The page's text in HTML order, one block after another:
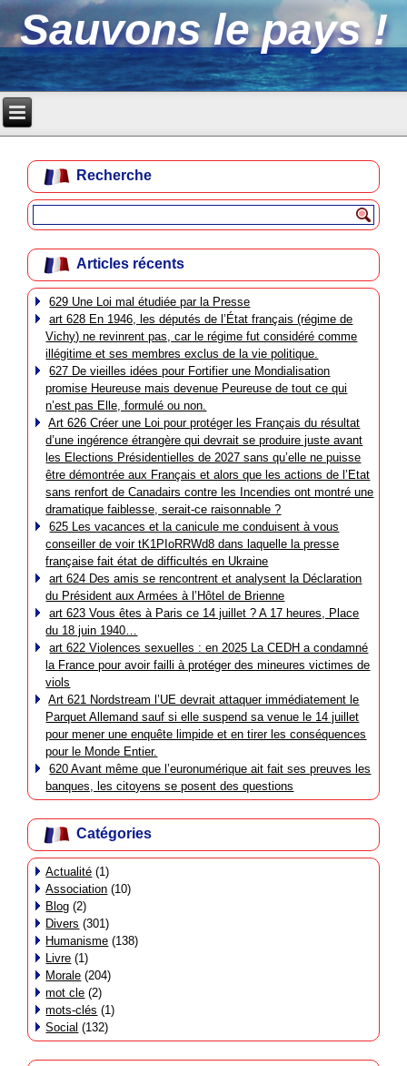
Sauvons le pays !
Recherche
Articles récents
629 Une Loi mal étudiée par la Presse
art 628 En 1946, les députés de l’État français (régime de
Vichy) ne revinrent pas, car le régime fut considéré comme
illégitime et ses membres exclus de la vie politique.
627 De vieilles idées pour Fortifier une Mondialisation
promise Heureuse mais devenue Peureuse de tout ce qui
n’est pas Elle, formulé ou non.
Art 626 Créer une Loi pour protéger les Français du résultat
d’une ingérence étrangère qui devrait se produire juste avant
les Elections Présidentielles de 2027 sans qu’elle ne puisse
être démontrée aux Français et alors que les actions de l’Etat
sans renfort de Canadairs contre les Incendies ont montré une
dramatique faiblesse, serait-ce raisonnable ?
625 Les vacances et la canicule me conduisent à vous
conseiller de voir tK1PIoRRWd8 dans laquelle la presse
française fait état de difficultés en Ukraine
art 624 Des amis se rencontrent et analysent la Déclaration
du Président aux Armées à l’Hôtel de Brienne
art 623 Vous êtes à Paris ce 14 juillet ? A 17 heures, Place
du 18 juin 1940…
art 622 Violences sexuelles : en 2025 La CEDH a condamné
la France pour avoir failli à protéger des mineures victimes de
viols
Art 621 Nordstream l’UE devrait attaquer immédiatement le
Parquet Allemand sauf si elle suspend sa venue le 14 juillet
pour mener une enquête limpide et en tirer les conséquences
pour le Monde Entier.
620 Avant même que l’euronumérique ait fait ses preuves les
banques, les citoyens se posent des questions
Catégories
Actualité (1)
Association (10)
Blog (2)
Divers (301)
Humanisme (138)
Livre (1)
Morale (204)
mot cle (2)
mots-clés (1)
Social (132)